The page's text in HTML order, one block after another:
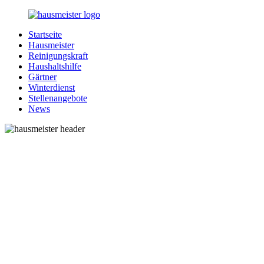
Zurück
Inhalt
Hausmeister.de
Alles
rund
Ihren
Haushalt
Startseite
Hausmeister
Reinigungskraft
Haushaltshilfe
Gärtner
Winterdienst
Stellenangebote
News